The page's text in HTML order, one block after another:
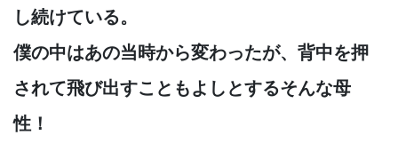
し続けている。
僕の中はあの当時から変わったが、背中を押
されて飛び出すこともよしとするそんな母
性！